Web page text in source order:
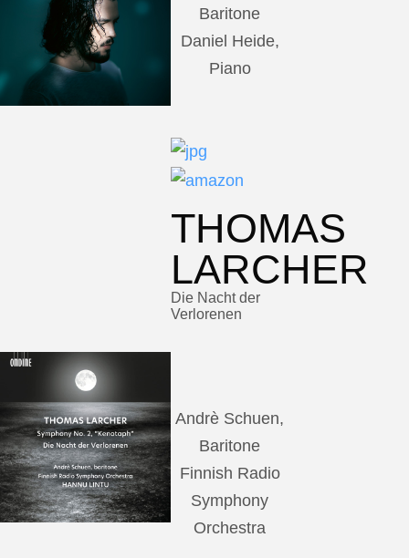
Baritone
Daniel Heide,
Piano
THOMAS
LARCHER
Die Nacht der
Verlorenen
Andrè Schuen,
Baritone
Finnish Radio
Symphony
Orchestra